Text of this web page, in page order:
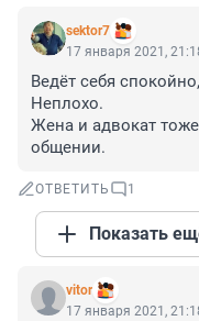
sektor7
17 января 2021,
Ведёт себя
Неплохо.
Жена и адвокат
общении.
ОТВЕТИТЬ 1
Показать
vitor
17 января 2021,